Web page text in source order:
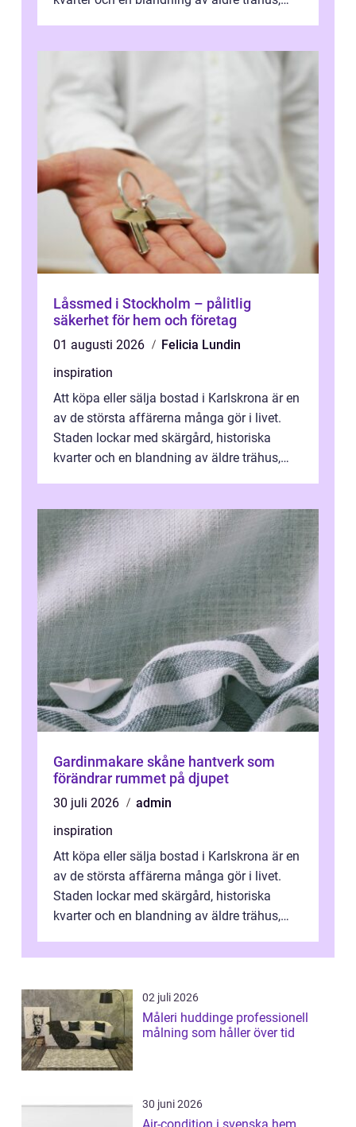
Låssmed i Stockholm – pålitlig
säkerhet för hem och företag
01 augusti 2026
Felicia Lundin
inspiration
Att köpa eller sälja bostad i Karlskrona är en
av de största affärerna många gör i livet.
Staden lockar med skärgård, historiska
kvarter och en blandning av äldre trähus,
Gardinmakare skåne hantverk som
förändrar rummet på djupet
30 juli 2026
admin
inspiration
Att köpa eller sälja bostad i Karlskrona är en
av de största affärerna många gör i livet.
Staden lockar med skärgård, historiska
kvarter och en blandning av äldre trähus,
02 juli 2026
Måleri huddinge professionell
målning som håller över tid
30 juni 2026